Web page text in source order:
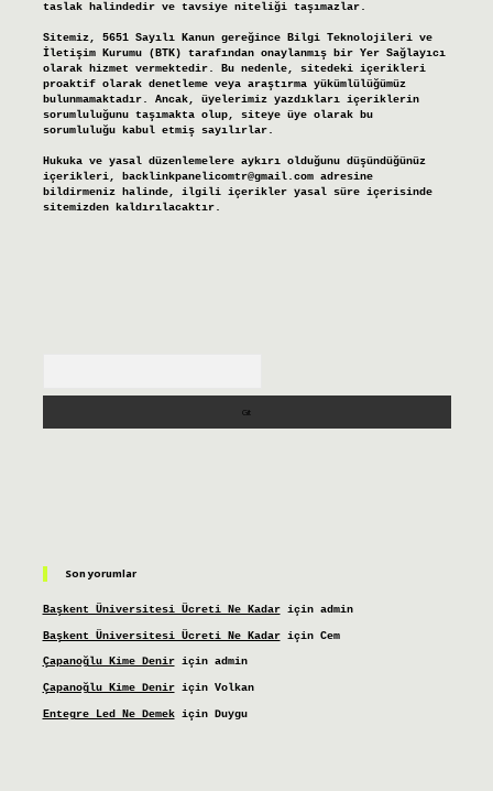
taslak halindedir ve tavsiye niteliği taşımazlar.
Sitemiz, 5651 Sayılı Kanun gereğince Bilgi Teknolojileri ve
İletişim Kurumu (BTK) tarafından onaylanmış bir Yer Sağlayıcı
olarak hizmet vermektedir. Bu nedenle, sitedeki içerikleri
proaktif olarak denetleme veya araştırma yükümlülüğümüz
bulunmamaktadır. Ancak, üyelerimiz yazdıkları içeriklerin
sorumluluğunu taşımakta olup, siteye üye olarak bu
sorumluluğu kabul etmiş sayılırlar.
Hukuka ve yasal düzenlemelere aykırı olduğunu düşündüğünüz
içerikleri, backlinkpanelicomtr@gmail.comadresine
bildirmeniz halinde, ilgili içerikler yasal süre içerisinde
sitemizden kaldırılacaktır.
Son yorumlar
Başkent Üniversitesi Ücreti Ne Kadariçin admin
Başkent Üniversitesi Ücreti Ne Kadariçin Cem
Çapanoğlu Kime Deniriçin admin
Çapanoğlu Kime Deniriçin Volkan
Entegre Led Ne Demekiçin Duygu